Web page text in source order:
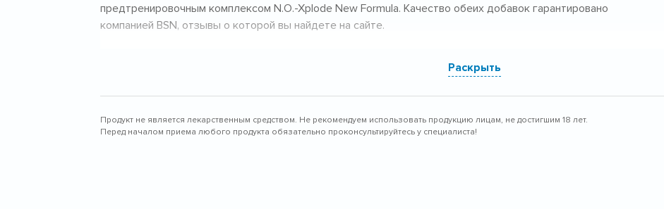
предтренировочным комплексом N.O.-Xplode New Formula. Качество обеих добавок гарантировано
компанией BSN, отзывы о которой вы найдете на сайте.
Почему профессионалы рекомендуют
SYNTHA-6 EDGE от BSN?
SYNTHA-6 EDGE – это первоклассный многокомпонентный протеин, изготовленный из сырья премиум
Раскрыть
Продукт не является лекарственным средством. Не рекомендуем использовать продукцию лицам, не достигшим 18 лет.
Перед началом приема любого продукта обязательно проконсультируйтесь у специалиста!